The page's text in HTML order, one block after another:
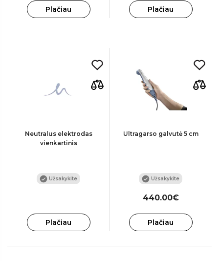
Plačiau Plačiau
Neutralus elektrodas
vienkartinis
Užsakykite
Plačiau
Ultragarso galvutė 5 cm
Užsakykite
440.00€
Plačiau